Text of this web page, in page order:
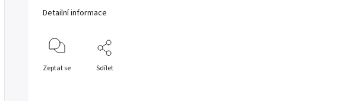
Detailní informace
Zeptat se Sdílet